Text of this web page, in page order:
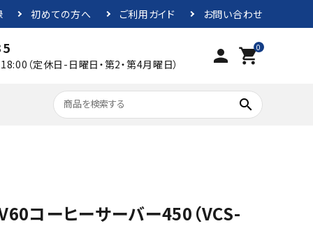
初めての方へ ご利用ガイド お問い合わせ
（定休日-日曜日・第2・第4月曜日） person 0
shopping_cart
コーヒー器具
search
コーヒーサーバー450（VCS-